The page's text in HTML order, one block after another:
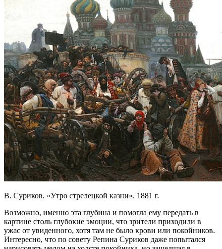
В. Суриков. «Утро стрелецкой казни». 1881 г.
Возможно, именно эта глубина и помогла ему передать в
картине столь глубокие эмоции, что зрители приходили в
ужас от увиденного, хотя там не было крови или покойников.
Интересно, что по совету Репина Суриков даже попытался